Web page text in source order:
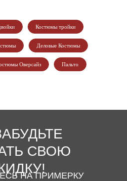
Костюмы тройки
Деловые Костюмы
Оверсайз Пальто
СВОЮ
НА ПРИМЕРКУ